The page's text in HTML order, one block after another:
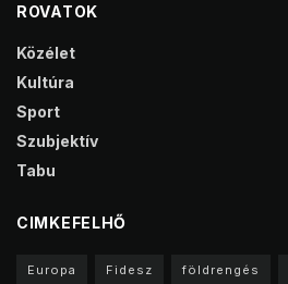
ROVATOK
Közélet
Kultúra
Sport
Szubjektív
Tabu
CIMKEFELHŐ
Europa Fidesz földrengés